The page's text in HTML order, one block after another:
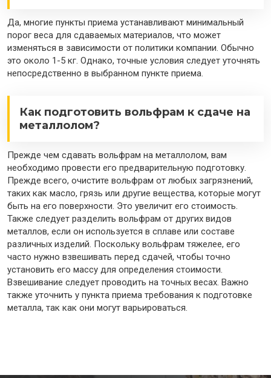
Да, многие пункты приема устанавливают минимальный
порог веса для сдаваемых материалов, что может
изменяться в зависимости от политики компании. Обычно
это около 1-5 кг. Однако, точные условия следует уточнять
непосредственно в выбранном пункте приема.
Как подготовить вольфрам к сдаче на
металлолом?
Прежде чем сдавать вольфрам на металлолом, вам
необходимо провести его предварительную подготовку.
Прежде всего, очистите вольфрам от любых загрязнений,
таких как масло, грязь или другие вещества, которые могут
быть на его поверхности. Это увеличит его стоимость.
Также следует разделить вольфрам от других видов
металлов, если он используется в сплаве или составе
различных изделий. Поскольку вольфрам тяжелее, его
часто нужно взвешивать перед сдачей, чтобы точно
установить его массу для определения стоимости.
Взвешивание следует проводить на точных весах. Важно
также уточнить у пункта приема требования к подготовке
металла, так как они могут варьироваться.